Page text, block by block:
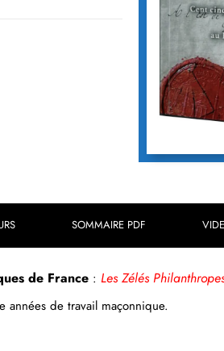
SOMMAIRE PDF
de France: Les Zélés
de travail maçonnique.